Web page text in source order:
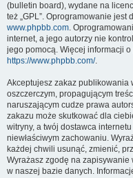
(bulletin board), wydane na
też „GPL”. Oprogramowanie
www.phpbb.com.
internet, a jego autorzy nie
jego pomocą. Więcej informacji
https://www.phpbb.com/.
Akceptujesz zakaz publikowania
oszczerczym, propagującym
naruszającym cudze prawa
zakazu może skutkować dla
witryny, a twój dostawca
niewłaściwym zachowaniu.
każdej chwili usunąć, zmienić,
Wyrażasz zgodę na
w naszej bazie danych.